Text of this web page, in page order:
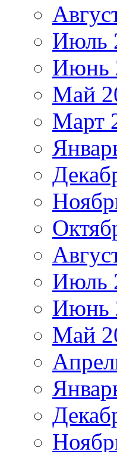
Июль
Июнь
Май
Март
Июль
Июнь
Май